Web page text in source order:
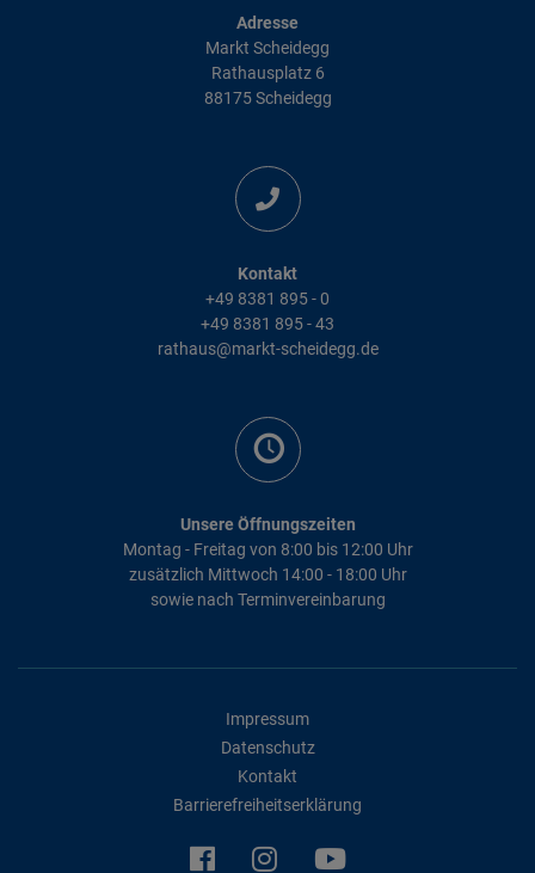
Adresse
Markt Scheidegg
Rathausplatz 6
88175 Scheidegg
Kontakt
+49 8381 895 - 0
+49 8381 895 - 43
rathaus@markt-scheidegg.de
Unsere Öffnungszeiten
Montag - Freitag von 8:00 bis 12:00 Uhr
zusätzlich Mittwoch 14:00 - 18:00 Uhr
sowie nach Terminvereinbarung
Impressum
Datenschutz
Kontakt
Barrierefreiheitserklärung